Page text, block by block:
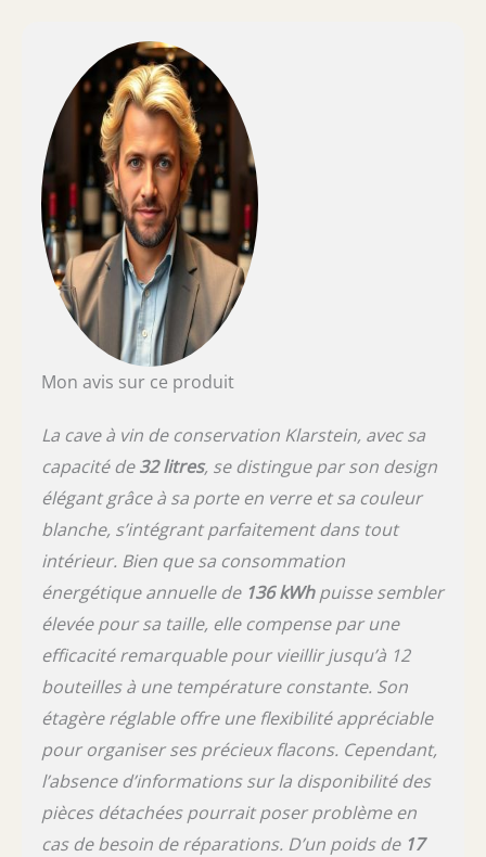
permettent de régler la zone de
refroidissement entre 5 et 18°C, ce qui
facilite le stockage des vins rouges, blancs,
rosés, prosecco, bières et autres.
UTILISATION FACILE : L'écran tactile de la
klarstein cave a vin wine fridge vous permet
de régler et de maintenir une température
constante afin que vos vins soient réfrigérés
et prêts à être servis. L'écran LCD affiche la
température de la zone. MOTEUR ULTRA
SILENCIEUX : Grâce au moteur silencieux et à
son design élégant, la cave a vin de
vieillissement et service est idéale pour la
conservation de vos bouteilles à la maison et
tout endroit où les connaisseurs se
réunissent.
Mon avis sur ce produit
La cave à vin de conservation Klarstein, avec sa
capacité de32 litres, se distingue par son design
élégant grâce à sa porte en verre et sa couleur
blanche, s’intégrant parfaitement dans tout
intérieur. Bien que sa consommation
énergétique annuelle de 136 kWhpuisse sembler
élevée pour sa taille, elle compense par une
efficacité remarquable pour vieillir jusqu’à 12
bouteilles à une température constante. Son
étagère réglable offre une flexibilité appréciable
pour organiser ses précieux flacons. Cependant,
l’absence d’informations sur la disponibilité des
pièces détachées pourrait poser problème en
cas de besoin de réparations. D’un poids de 17